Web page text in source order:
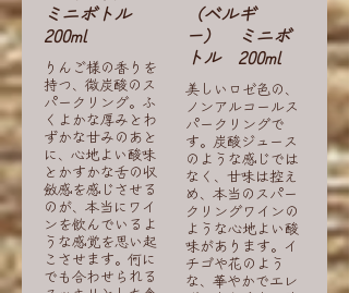
ミニボトル
200ml
りんご様の香りを
持つ、微炭酸のス
パークリング。ふ
くよかな厚みとわ
ずかな甘みのあと
に、心地よい酸味
とかすかな舌の収
斂感を感じさせる
のが、本当にワイ
ンを飲んでいるよ
うな感覚を思い起
こさせます。何に
でも合わせられる
（ベルギ
ー） ミニボ
トル 200ml
美しいロゼ色の、
ノンアルコールス
パークリングで
す。炭酸ジュース
のような感じでは
なく、甘味は控え
め、本当のスパー
クリングワインの
ような心地よい酸
味があります。イ
チゴや花のよう
な、華やかでエレ